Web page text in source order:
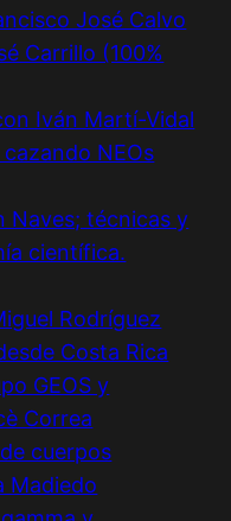
José Calvo
Carrillo (100%
Iván Martí-Vidal
NEOs
Naves; técnicas y
científica.
Rodríguez
Costa Rica
GEOS y
Correa
cuerpos
Madiedo